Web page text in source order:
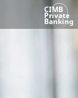
CIMB
Private
Banking